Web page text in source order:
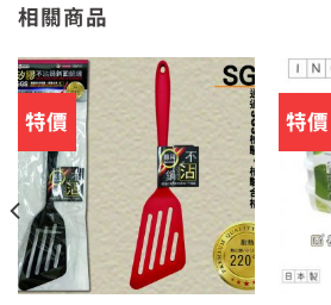
相關商品
特價 特價